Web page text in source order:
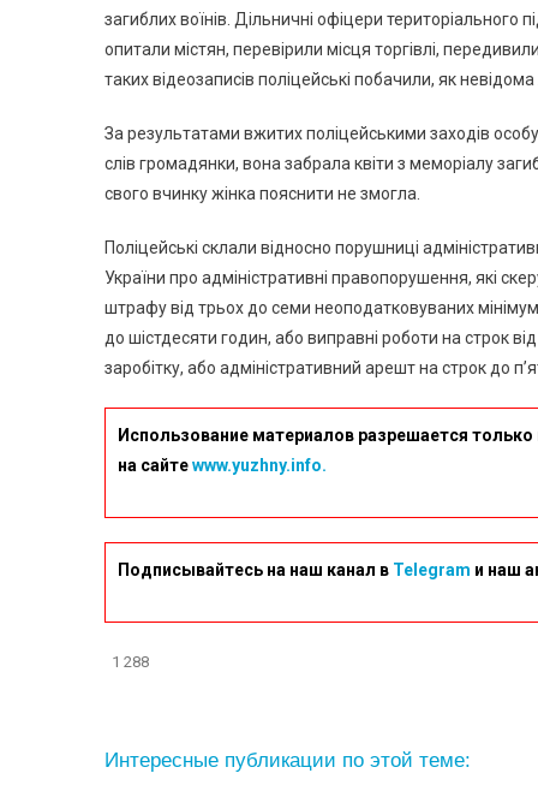
загиблих воїнів. Дільничні офіцери територіального
опитали містян, перевірили місця торгівлі,
таких відеозаписів поліцейські побачили, як
За результатами вжитих поліцейськими заходів
слів громадянки, вона забрала квіти з меморіалу
свого вчинку жінка пояснити не змогла.
Поліцейські склали відносно порушниці
України про адміністративні правопорушення, які
штрафу від трьох до семи неоподатковуваних
до шістдесяти годин, або виправні роботи на строк
заробітку, або адміністративний арешт на строк до
Использование материалов разрешается
на сайтеwww.yuzhny.info.
Подписывайтесь на наш канал в Telegram и наш
1 288
Интересные публикации по этой теме: